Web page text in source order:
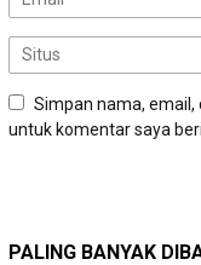
Simpan nama, email,
untuk komentar saya
PALING BANYAK